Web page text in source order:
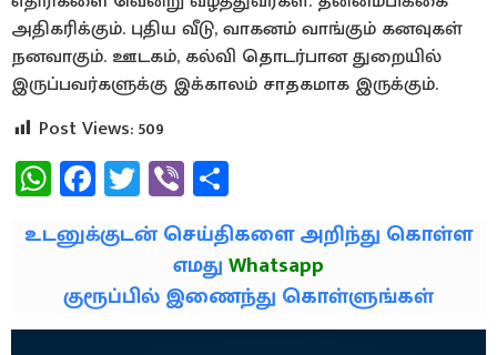
அதிகரிக்கும். புதிய வீடு, வாகனம் வாங்கும் கனவுகள்
நனவாகும். ஊடகம், கல்வி தொடர்பான துறையில்
இருப்பவர்களுக்கு இக்காலம் சாதகமாக இருக்கும்.
Post Views:509
WhatsApp
Facebook
Twitter
Viber
உடனுக்குடன் செய்திகளை அறிந்து கொள்ள
எமதுWhatsapp
குரூப்பில் இணைந்து கொள்ளுங்கள்